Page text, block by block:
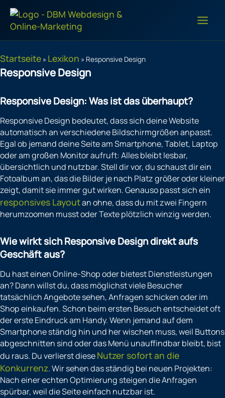
Zum
Inhalt
springen
Startseite » Lexikon » Responsive Design
Responsive Design
Responsive Design: Was ist das überhaupt?
Responsive Design bedeutet, dass sich deine Website
automatisch an verschiedene Bildschirmgrößen anpasst.
Egal ob jemand deine Seite am Smartphone, Tablet, Laptop
oder am großen Monitor aufruft: Alles bleibt lesbar,
übersichtlich und nutzbar. Stell dir vor, du schaust dir ein
Fotoalbum an, das die Bilder je nach Platz größer oder kleiner
zeigt, damit sie immer gut wirken. Genauso passt sich ein
responsives Layoutan ohne, dass du mit zwei Fingern
herumzoomen musst oder Texte plötzlich winzig werden.
Wie wirkt sich Responsive Design direkt aufs
Geschäft aus?
Du hast einen Online-Shop oder bietest Dienstleistungen
an? Dann willst du, dass möglichst viele Besucher
tatsächlich Angebote sehen, Anfragen schicken oder im
Shop einkaufen. Schon beim ersten Besuch entscheidet oft
der erste Eindruck am Handy. Wenn jemand auf dem
Smartphone ständig hin und her wischen muss, weil Buttons
abgeschnitten sind oder das Menü unauffindbar bleibt, bist
du raus. Du verlierst dieseNutzer sofort an die
Konkurrenz. Wir sehen das ständig bei neuen Projekten:
Nach einer echten Optimierung steigen die Anfragen
spürbar, weil die Seite einfach nutzbar ist.